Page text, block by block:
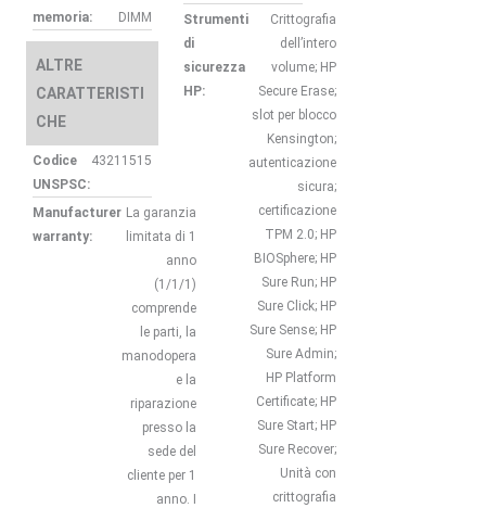
memoria:
DIMM
ALTRE
CARATTERISTI
CHE
Codice
UNSPSC:
43211515
Manufacturer
warranty:
La garanzia
limitata di 1
anno
(1/1/1)
comprende
le parti, la
manodopera
e la
riparazione
presso la
sede del
cliente per 1
anno. I
Strumenti
di
sicurezza
HP:
Crittografia
dell’intero
volume; HP
Secure Erase;
slot per blocco
Kensington;
autenticazione
sicura;
certificazione
TPM 2.0; HP
BIOSphere; HP
Sure Run; HP
Sure Click; HP
Sure Sense; HP
Sure Admin;
HP Platform
Certificate; HP
Sure Start; HP
Sure Recover;
Unità con
crittografia